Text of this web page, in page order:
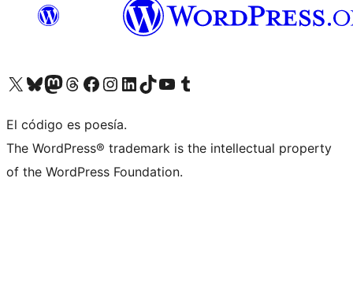
Visita nuestra cuenta de X (anteriormente Twitter)
Visita nuestra cuenta de Bluesky
Visita nuestra cuenta de Mastodon
Visita nuestra cuenta de Threads
Visita nuestra página de Facebook
Visita nuestra cuenta de Instagram
Visita nuestra cuenta de LinkedIn
Visita nuestra cuenta de TikTok
Visita nuestro canal de YouTube
Visita nuestra cuenta de Tumblr
El código es poesía.
The WordPress® trademark is the intellectual property
of the WordPress Foundation.